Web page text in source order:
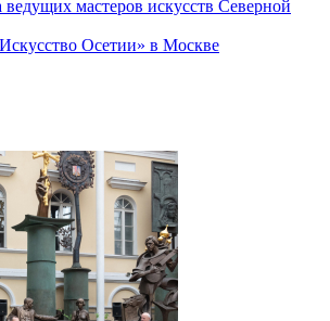
ведущих мастеров искусств Северной
Осетии» в Москве